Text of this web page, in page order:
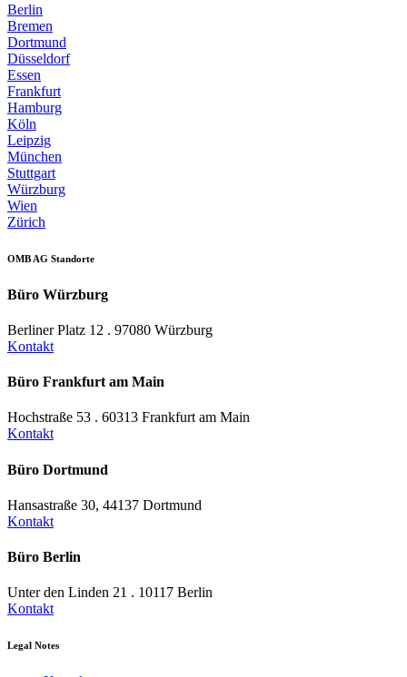
Berlin
Bremen
Dortmund
Düsseldorf
Essen
Frankfurt
Hamburg
Köln
Leipzig
München
Stuttgart
Würzburg
Wien
Zürich
OMB AG Standorte
Büro Würzburg
Berliner Platz 12 . 97080 Würzburg
Kontakt
Büro Frankfurt am Main
Hochstraße 53 . 60313 Frankfurt am Main
Kontakt
Büro Dortmund
Hansastraße 30, 44137 Dortmund
Kontakt
Büro Berlin
Unter den Linden 21 . 10117 Berlin
Kontakt
Legal Notes